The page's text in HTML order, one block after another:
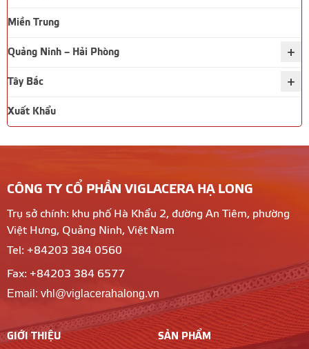
Miền Trung
Quảng Ninh – Hải Phòng +
Tây Bắc +
Xuất Khẩu
CÔNG TY CỔ PHẦN VIGLACERA HẠ LONG
Trụ sở chính: khu phố Hà Khẩu 2, đường An Tiêm, phường
Việt Hưng, Quảng Ninh, Việt Nam
Tel: +84203 384 0560
Fax: +84203 384 6577
Email: vhl@viglacerahalong.vn
GIỚI THIỆU SẢN PHẨM